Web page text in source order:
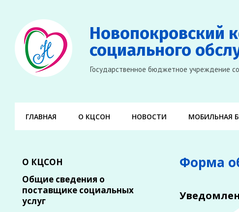
Новопокровский
социального
Государственное бюджетное учреждение
ГЛАВНАЯ О КЦСОН НОВОСТИ МОБИЛЬНАЯ
О КЦСОН
Общие сведения о
поставщике социальных
услуг
Форма